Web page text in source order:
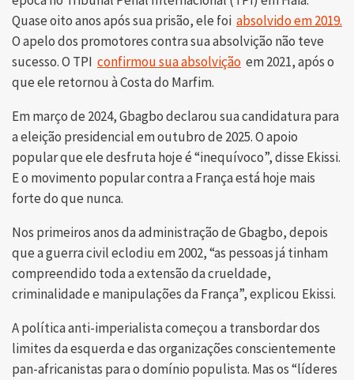
Quase oito anos após sua prisão, ele foi absolvido em 2019.
O apelo dos promotores contra sua absolvição não teve
sucesso. O TPI confirmou sua absolvição em 2021, após o
que ele retornou à Costa do Marfim.
Em março de 2024, Gbagbo declarou sua candidatura para
a eleição presidencial em outubro de 2025. O apoio
popular que ele desfruta hoje é “inequívoco”, disse Ekissi.
E o movimento popular contra a França está hoje mais
forte do que nunca.
Nos primeiros anos da administração de Gbagbo, depois
que a guerra civil eclodiu em 2002, “as pessoas já tinham
compreendido toda a extensão da crueldade,
criminalidade e manipulações da França”, explicou Ekissi.
A política anti-imperialista começou a transbordar dos
limites da esquerda e das organizações conscientemente
pan-africanistas para o domínio populista. Mas os “líderes